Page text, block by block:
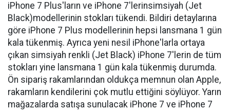
iPhone 7 Plus'ların ve iPhone 7'lerinsimsiyah (Jet
Black)modellerinin stokları tükendi. Bildiri detaylarına
göre iPhone 7 Plus modellerinin hepsi lansmana 1 gün
kala tükenmiş. Ayrıca yeni nesil iPhone'larla ortaya
çıkan simsiyah renkli (Jet Black) iPhone 7'lerin de tüm
stokları yine lansmana 1 gün kala tükenmiş durumda.
Ön sipariş rakamlarından oldukça memnun olan Apple,
rakamların kendilerini çok mutlu ettiğini söylüyor. Yarın
mağazalarda satışa sunulacak iPhone 7 ve iPhone 7